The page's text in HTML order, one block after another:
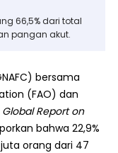
66,5% dari total
pangan akut.
bersama
(FAO) dan
Global Report on
bahwa 22,9%
orang dari 47